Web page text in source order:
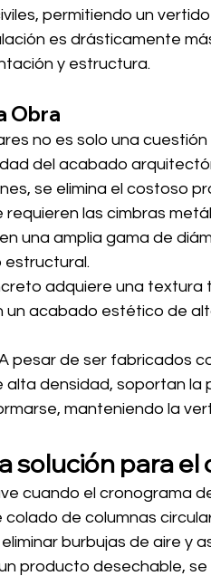
permitiendo un
es drásticamente
y estructura.
Obra
no es solo una
del acabado
se elimina el costoso
las cimbras
una amplia gama de
estructural.
adquiere una textura
un acabado estético de
pesar de ser fabricados
alta densidad, soportan la
manteniendo la
solución para
cuando el cronograma
de columnas
burbujas de aire y
producto desechable,